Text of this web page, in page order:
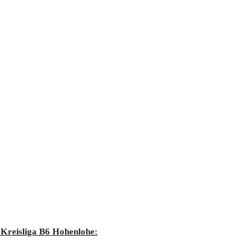
Kreisliga B6 Hohenlohe: